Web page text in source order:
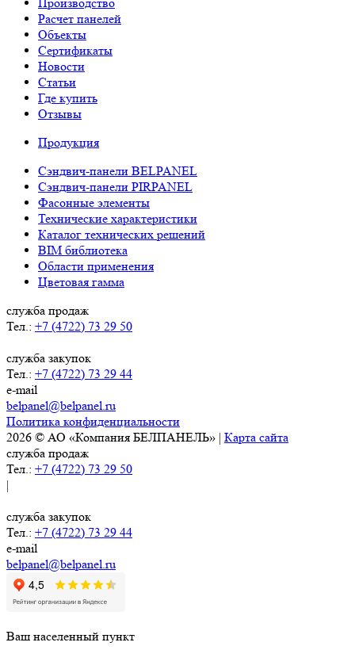
Расчет панелей
Объекты
Сертификаты
Новости
Статьи
Где купить
Отзывы
Продукция
Сэндвич-панели BELPANEL
Сэндвич-панели PIRPANEL
Фасонные элементы
Технические характеристики
Каталог технических решений
BIM библиотека
Области применения
Цветовая гамма
служба продаж
Тел.: +7 (4722) 73 29 50
служба закупок
Тел.: +7 (4722) 73 29 44
e-mail
belpanel@belpanel.ru
Политика конфиденциальности
2026 © АО «Компания БЕЛПАНЕЛЬ» | Карта сайта
служба продаж
Тел.: +7 (4722) 73 29 50
|
служба закупок
Тел.: +7 (4722) 73 29 44
e-mail
belpanel@belpanel.ru
Ваш населенный пункт